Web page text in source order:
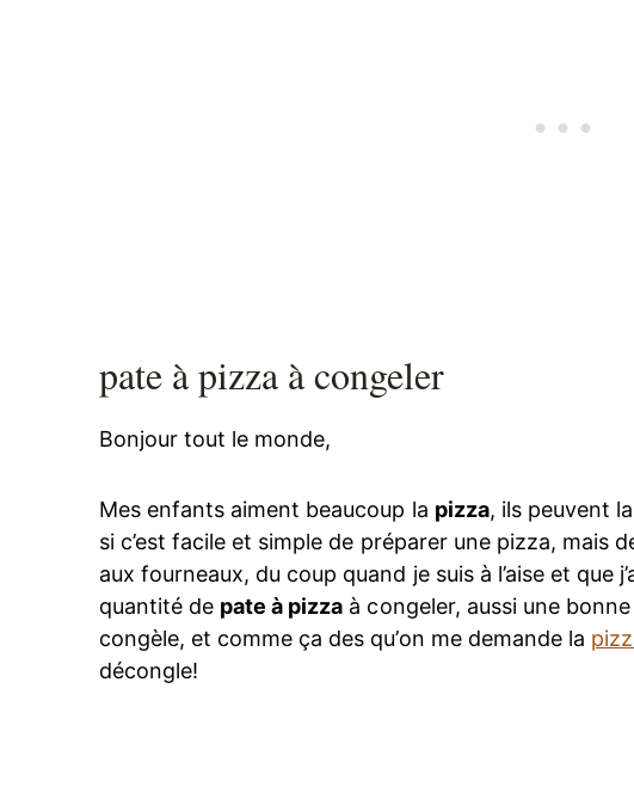
pate à pizza à congeler
Bonjour tout le monde,
Mes enfants aiment beaucoup la pizza, ils peuvent
si c’est facile et simple de préparer une pizza, mais
aux fourneaux, du coup quand je suis à l’aise et que
quantité de pate à pizza à congeler, aussi une
congèle, et comme ça des qu’on me demande la
décongle!